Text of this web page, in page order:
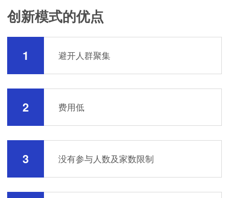
创新模式的优点
1 避开人群聚集
2 费用低
3 没有参与人数及家数限制